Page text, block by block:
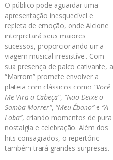
O público pode aguardar uma
apresentação inesquecível e
repleta de emoção, onde Alcione
interpretará seus maiores
sucessos, proporcionando uma
viagem musical irresistível. Com
sua presença de palco cativante, a
“Marrom” promete envolver a
plateia com clássicos como “Você
Me Vira a Cabeça”, “Não Deixe o
Samba Morrer”, “Meu Ébano”e “A
Loba”, criando momentos de pura
nostalgia e celebração. Além dos
hits consagrados, o repertório
também trará grandes surpresas.